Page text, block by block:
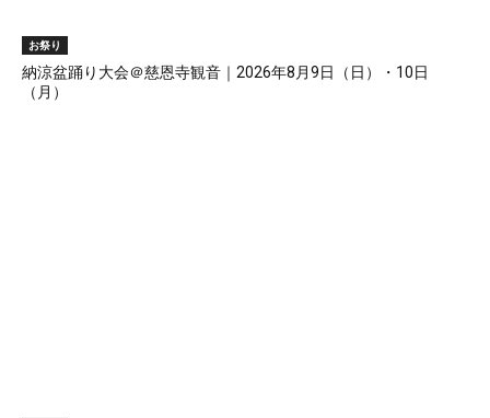
お祭り
納涼盆踊り大会＠慈恩寺観音｜2026年8月9日（日）・10日
（月）